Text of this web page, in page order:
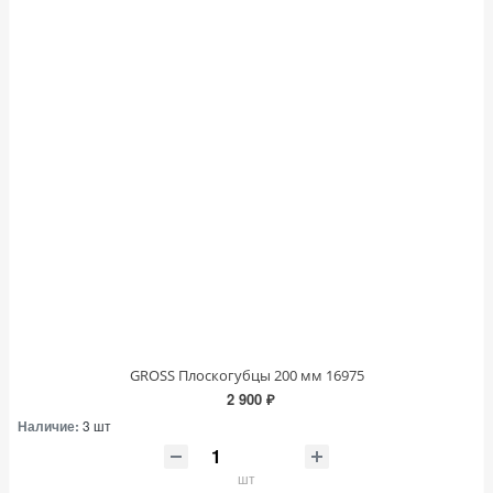
GROSS Плоскогубцы 200 мм 16975
2 900 ₽
Наличие: 3 шт
шт